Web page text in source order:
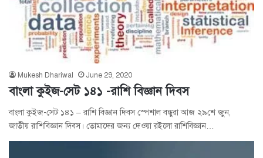
Mukesh Dhariwal June 29, 2020
বাংলা কুইজ-সেট ১৪১ -রাশি বিজ্ঞান দিবস
বাংলা কুইজ-সেট ১৪১ – রাশি বিজ্ঞান দিবস স্পেশাল বন্ধুরা আজ ২৯শে জুন,
জাতীয় রাশিবিজ্ঞান দিবস। তোমাদের জন্য দেওয়া রইলো রাশিবিজ্ঞান…